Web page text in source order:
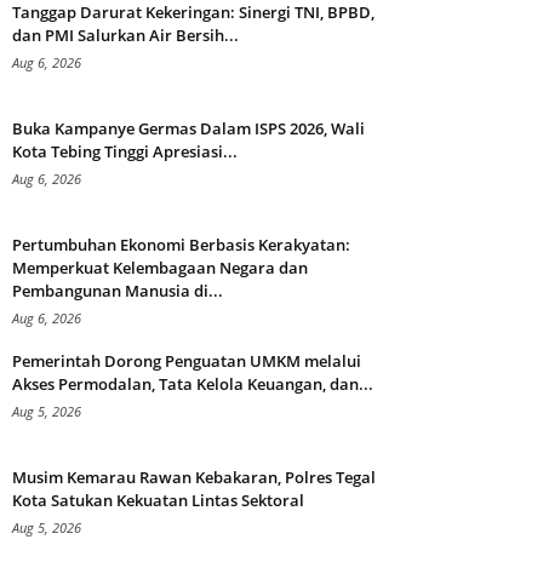
Tanggap Darurat Kekeringan: Sinergi TNI, BPBD,
dan PMI Salurkan Air Bersih...
Aug 6, 2026
Buka Kampanye Germas Dalam ISPS 2026, Wali
Kota Tebing Tinggi Apresiasi...
Aug 6, 2026
Pertumbuhan Ekonomi Berbasis Kerakyatan:
Memperkuat Kelembagaan Negara dan
Pembangunan Manusia di...
Aug 6, 2026
Pemerintah Dorong Penguatan UMKM melalui
Akses Permodalan, Tata Kelola Keuangan, dan...
Aug 5, 2026
Musim Kemarau Rawan Kebakaran, Polres Tegal
Kota Satukan Kekuatan Lintas Sektoral
Aug 5, 2026